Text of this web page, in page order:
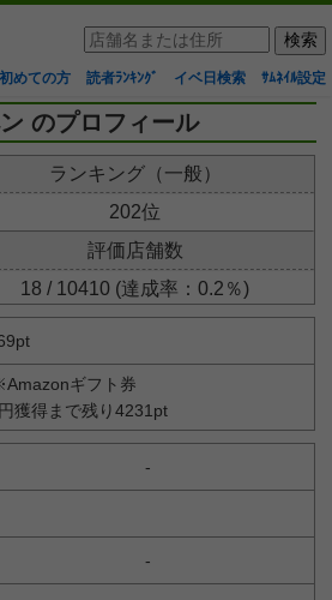
初めての方 読者ﾗﾝｷﾝｸﾞ イベ日検索 ｻﾑﾈｲﾙ設定
のプロフィール
ランキング（一般）
202位
評価店舗数
18 / 10410 (達成率：0.2％)
ギフト券
獲得まで残り4231pt
-
-